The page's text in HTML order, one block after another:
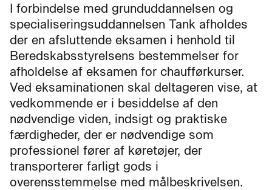
I forbindelse med grunduddannelsen og
specialiseringsuddannelsen Tank afholdes
der en afsluttende eksamen i henhold til
Beredskabsstyrelsens bestemmelser for
afholdelse af eksamen for chaufførkurser.
Ved eksaminationen skal deltageren vise, at
vedkommende er i besiddelse af den
nødvendige viden, indsigt og praktiske
færdigheder, der er nødvendige som
professionel fører af køretøjer, der
transporterer farligt gods i
overensstemmelse med målbeskrivelsen.